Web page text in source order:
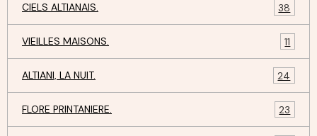
CIELS ALTIANAIS. 38
VIEILLES MAISONS. 11
ALTIANI, LA NUIT. 24
FLORE PRINTANIERE. 23